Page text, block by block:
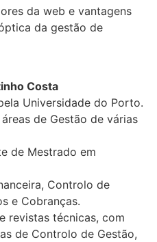
da web e vantagens
da gestão de
Costa
Universidade do Porto.
de Gestão de várias
de Mestrado em
Controlo de
e Cobranças.
revistas técnicas, com
de Controlo de Gestão,